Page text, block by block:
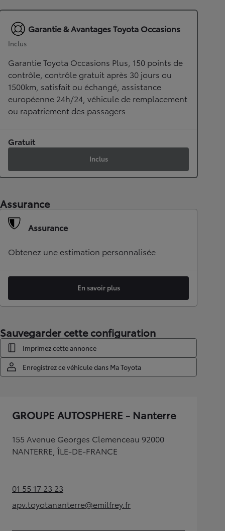
Garantie & Avantages Toyota Occasions
Inclus
Garantie Toyota Occasions Plus, 150 points de
contrôle, contrôle gratuit après 30 jours ou
1500km, satisfait ou échangé, assistance
européenne 24h/24, véhicule de remplacement
ou rapatriement des passagers
Gratuit
Inclus
Assurance
Assurance
Obtenez une estimation personnalisée
En savoir plus
Sauvegarder cette configuration
Imprimez cette annonce
Enregistrez ce véhicule dans Ma Toyota
GROUPE AUTOSPHERE - Nanterre
155 Avenue Georges Clemenceau 92000
NANTERRE, ÎLE-DE-FRANCE
01 55 17 23 23(Opens in new tab)
apv.toyotananterre@emilfrey.fr
(Opens in new tab)